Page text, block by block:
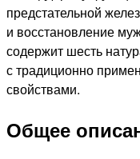
предстательной
и восстановление
содержит шесть
с традиционно
свойствами.
Общее